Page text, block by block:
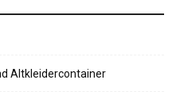
Altkleidercontainer